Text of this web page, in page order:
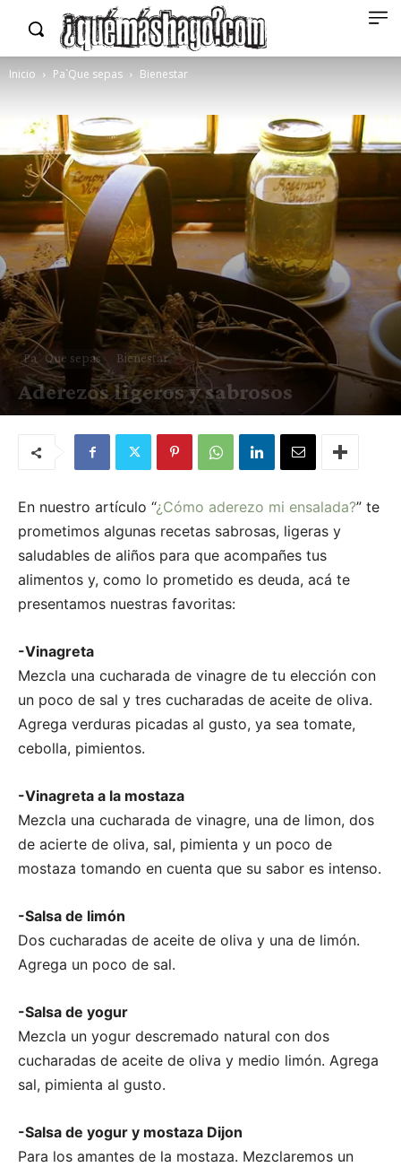
Inicio Pa`Que sepas Bienestar
Pa`Que sepas Bienestar
Aderezos ligeros y sabrosos
En nuestro artículo “¿Cómo aderezo mi ensalada?” te
prometimos algunas recetas sabrosas, ligeras y
saludables de aliños para que acompañes tus
alimentos y, como lo prometido es deuda, acá te
presentamos nuestras favoritas:
-Vinagreta
Mezcla una cucharada de vinagre de tu elección con
un poco de sal y tres cucharadas de aceite de oliva.
Agrega verduras picadas al gusto, ya sea tomate,
cebolla, pimientos.
-Vinagreta a la mostaza
Mezcla una cucharada de vinagre, una de limon, dos
de acierte de oliva, sal, pimienta y un poco de
mostaza tomando en cuenta que su sabor es intenso.
-Salsa de limón
Dos cucharadas de aceite de oliva y una de limón.
Agrega un poco de sal.
-Salsa de yogur
Mezcla un yogur descremado natural con dos
cucharadas de aceite de oliva y medio limón. Agrega
sal, pimienta al gusto.
-Salsa de yogur y mostaza Dijon
Para los amantes de la mostaza. Mezclaremos un